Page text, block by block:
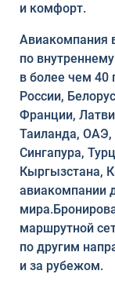
и комфорт.
Авиакомпания
по
в более чем 40
России,
Франции,
Таиланда, ОАЭ,
Сингапура,
Кыргызстана,
авиакомпании
маршрутной
по другим
и за рубежом.